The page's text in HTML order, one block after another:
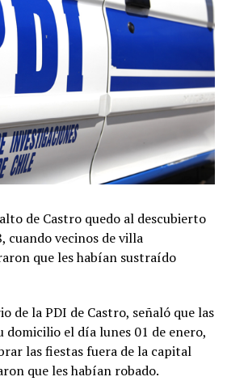
de Castro quedo al descubierto
cuando vecinos de villa
que les habían sustraído
de la PDI de Castro, señaló que las
domicilio el día lunes 01 de enero,
las fiestas fuera de la capital
que les habían robado.